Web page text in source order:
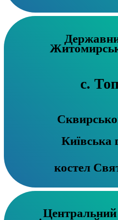
с.
Київська
костел